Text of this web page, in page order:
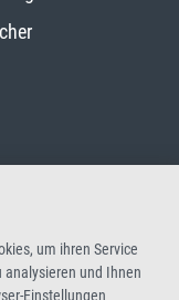
um ihren Service
und Ihnen
Einstellungen